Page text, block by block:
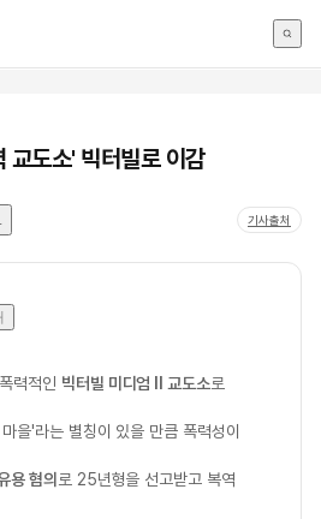
교도소' 빅터빌로 이감
기사출처
력적인 빅터빌 미디엄 II 교도소로
을'라는 별칭이 있을 만큼 폭력성이
용 혐의 로 25년형을 선고받고 복역